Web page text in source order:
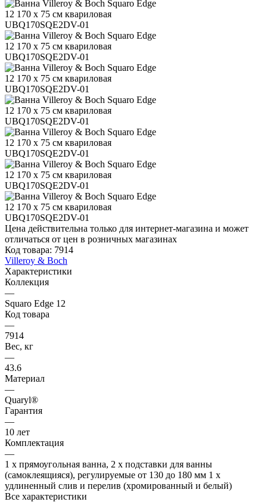
Цена действительна только для интернет-магазина и может
отличаться от цен в розничных магазинах
Код товара: 7914
Villeroy & Boch
Характеристики
Коллекция
—
Squaro Edge 12
Код товара
—
7914
Вес, кг
—
43.6
Материал
—
Quaryl®
Гарантия
—
10 лет
Комплектация
—
1 x прямоугольная ванна, 2 x подставки для ванны
(самоклеящияся), регулируемые от 130 до 180 мм 1 x
удлиненный слив и перелив (хромированный и белый)
Все характеристики